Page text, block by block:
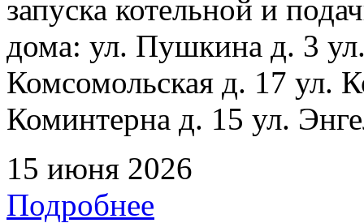
запуска котельной и
дома: ул. Пушкина д. 3
Комсомольская д. 17 ул.
Коминтерна д. 15 ул.
15 июня 2026
Подробнее